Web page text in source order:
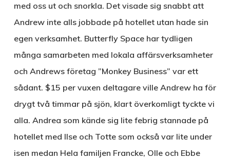
med oss ut och snorkla. Det visade sig snabbt att
Andrew inte alls jobbade på hotellet utan hade sin
egen verksamhet. Butterfly Space har tydligen
många samarbeten med lokala affärsverksamheter
och Andrews företag ”Monkey Business” var ett
sådant. $15 per vuxen deltagare ville Andrew ha för
drygt två timmar på sjön, klart överkomligt tyckte vi
alla. Andrea som kände sig lite febrig stannade på
hotellet med Ilse och Totte som också var lite under
isen medan Hela familjen Francke, Olle och Ebbe